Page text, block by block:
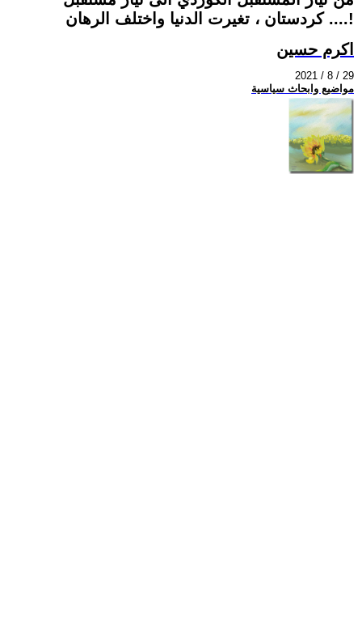
كردستان ، تغيرت الدنيا واختلف الرهان ....!
اكرم حسين
2021 / 8 / 29
مواضيع وابحاث سياسية